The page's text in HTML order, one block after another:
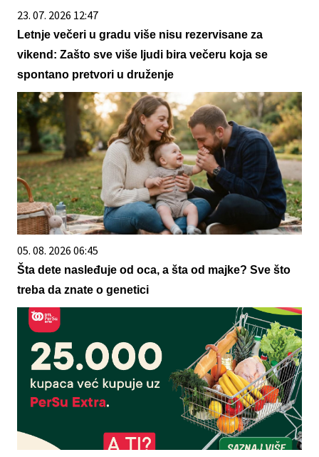
23. 07. 2026 12:47
Letnje večeri u gradu više nisu rezervisane za
vikend: Zašto sve više ljudi bira večeru koja se
spontano pretvori u druženje
05. 08. 2026 06:45
Šta dete nasleđuje od oca, a šta od majke? Sve što
treba da znate o genetici